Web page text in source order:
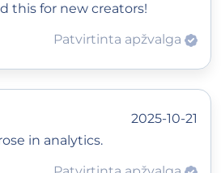
this for new creators!
Patvirtinta apžvalga
2025-10-21
in analytics.